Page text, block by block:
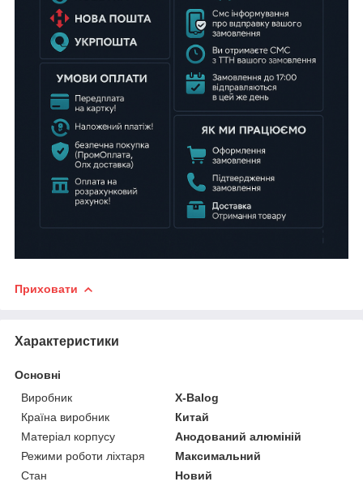
Приховати
Характеристики
Основні
Виробник
X-Balog
Країна виробник
Китай
Матеріал корпусу
Анодований алюміній
Режими роботи ліхтаря
Максимальний
Стан
Новий